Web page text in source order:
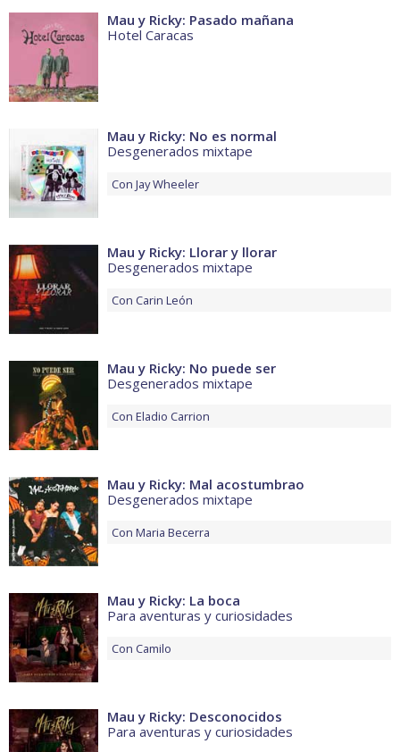
Mau y Ricky: Pasado mañana
Hotel Caracas
Mau y Ricky: No es normal
Desgenerados mixtape
Con Jay Wheeler
Mau y Ricky: Llorar y llorar
Desgenerados mixtape
Con Carin León
Mau y Ricky: No puede ser
Desgenerados mixtape
Con Eladio Carrion
Mau y Ricky: Mal acostumbrao
Desgenerados mixtape
Con Maria Becerra
Mau y Ricky: La boca
Para aventuras y curiosidades
Con Camilo
Mau y Ricky: Desconocidos
Para aventuras y curiosidades